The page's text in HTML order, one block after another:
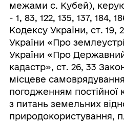
межами с. Кубей),
- 1, 83, 122, 135, 137, 184,
Кодексу України, ст. 19,
України «Про
України «Про
кадастр», ст. 26, 33
місцеве самоврядування
погодженням постійної
з питань земельних
природокористування,